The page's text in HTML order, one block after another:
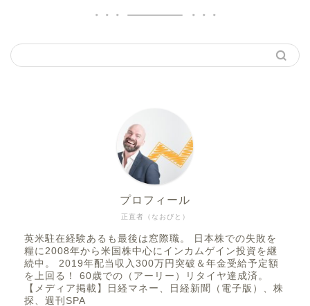
正直者（なおびと）
プロフィール
英米駐在経験あるも最後は窓際職。 日本株での失敗を
糧に2008年から米国株中心にインカムゲイン投資を継
続中。 2019年配当収入300万円突破＆年金受給予定額
を上回る！ 60歳での（アーリー）リタイヤ達成済。
【メディア掲載】日経マネー、日経新聞（電子版）、株
探、週刊SPA